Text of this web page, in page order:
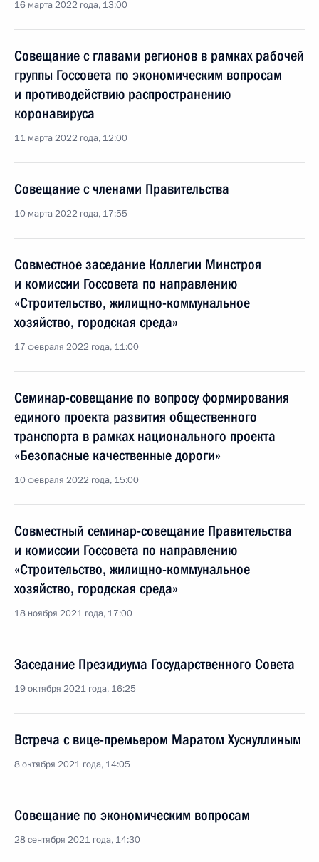
16 марта 2022 года, 13:00
Совещание с главами регионов в рамках рабочей
группы Госсовета по экономическим вопросам
и противодействию распространению
коронавируса
11 марта 2022 года, 12:00
Совещание с членами Правительства
10 марта 2022 года, 17:55
Совместное заседание Коллегии Минстроя
и комиссии Госсовета по направлению
«Строительство, жилищно-коммунальное
хозяйство, городская среда»
17 февраля 2022 года, 11:00
Семинар-совещание по вопросу формирования
единого проекта развития общественного
транспорта в рамках национального проекта
«Безопасные качественные дороги»
10 февраля 2022 года, 15:00
Совместный семинар-совещание Правительства
и комиссии Госсовета по направлению
«Строительство, жилищно-коммунальное
хозяйство, городская среда»
18 ноября 2021 года, 17:00
Заседание Президиума Государственного Совета
19 октября 2021 года, 16:25
Встреча с вице-премьером Маратом Хуснуллиным
8 октября 2021 года, 14:05
Совещание по экономическим вопросам
28 сентября 2021 года, 14:30